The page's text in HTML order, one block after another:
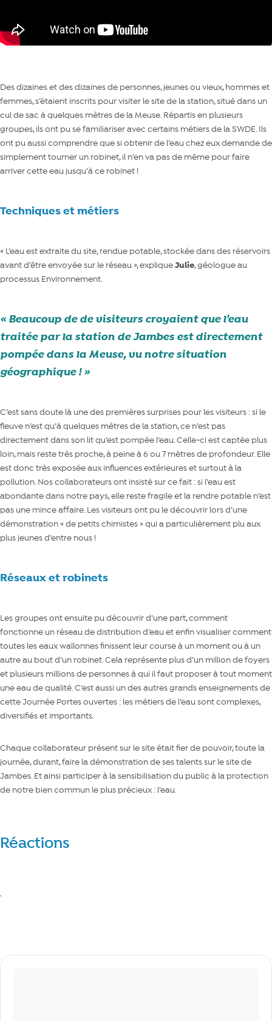
Des dizaines et des dizaines de personnes, jeunes ou vieux, hommes et
femmes, s’étaient inscrits pour visiter le site de la station, situé dans un
cul de sac à quelques mètres de la Meuse. Répartis en plusieurs
groupes, ils ont pu se familiariser avec certains métiers de la SWDE. Ils
ont pu aussi comprendre que si obtenir de l’eau chez eux demande de
simplement tourner un robinet, il n’en va pas de même pour faire
arriver cette eau jusqu’à ce robinet !
Techniques et métiers
« L’eau est extraite du site, rendue potable, stockée dans des réservoirs
avant d’être envoyée sur le réseau », expliqueJulie, géologue au
processus Environnement.
Beaucoup de de visiteurs croyaient que l’eau
traitée par la station de Jambes est directement
pompée dans la Meuse, vu notre situation
géographique !
C’est sans doute là une des premières surprises pour les visiteurs : si le
fleuve n’est qu’à quelques mètres de la station, ce n’est pas
directement dans son lit qu’est pompée l’eau. Celle-ci est captée plus
loin, mais reste très proche, à peine à 6 ou 7 mètres de profondeur. Elle
est donc très exposée aux influences extérieures et surtout à la
pollution. Nos collaborateurs ont insisté sur ce fait : si l’eau est
abondante dans notre pays, elle reste fragile et la rendre potable n’est
pas une mince affaire. Les visiteurs ont pu le découvrir lors d’une
démonstration « de petits chimistes » qui a particulièrement plu aux
plus jeunes d’entre nous !
Réseaux et robinets
Les groupes ont ensuite pu découvrir d’une part, comment
fonctionne un réseau de distribution d’eau et enfin visualiser comment
toutes les eaux wallonnes finissent leur course à un moment ou à un
autre au bout d’un robinet. Cela représente plus d’un million de foyers
et plusieurs millions de personnes à qui il faut proposer à tout moment
une eau de qualité. C’est aussi un des autres grands enseignements de
cette Journée Portes ouvertes : les métiers de l’eau sont complexes,
diversifiés et importants.
Chaque collaborateur présent sur le site était fier de pouvoir, toute la
journée, durant, faire la démonstration de ses talents sur le site de
Jambes. Et ainsi participer à la sensibilisation du public à la protection
de notre bien commun le plus précieux : l’eau.
Réactions
Commentaires